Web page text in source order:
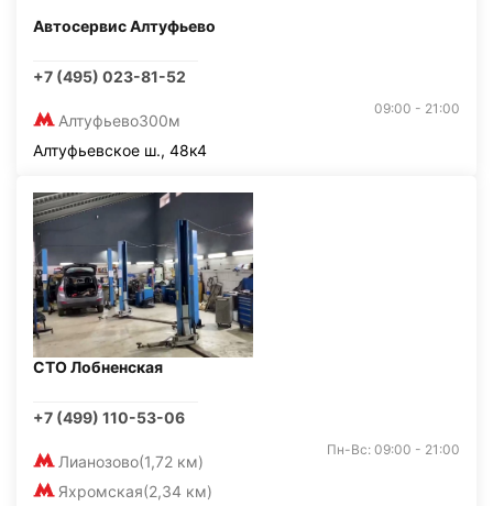
Автосервис Алтуфьево
+7 (495) 023-81-52
Алтуфьево300м
09:00 - 21:00
Алтуфьевское ш., 48к4
СТО Лобненская
+7 (499) 110-53-06
Лианозово(1,72 км)
Яхромская(2,34 км)
Пн-Вс: 09:00 - 21:00